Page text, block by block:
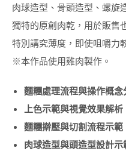
會
概
ABOUT
JSA
程
規
肉球造型、骨頭造型、螺旋
獨特的原創肉乾，用於販售
特別講究薄度，即使咀嚼力
※本作品使用雞肉製作。
麵糰處理流程與操作概念
上色示範與視覺效果解析
麵糰擀壓與切割流程示範
肉球造型與頭造型設計示